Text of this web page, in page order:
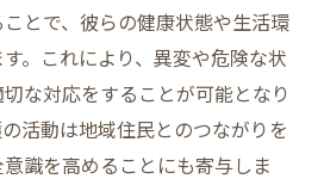
とで、彼らの健康状態や生活環
。これにより、異変や危険な状
な対応をすることが可能となり
活動は地域住民とのつながりを
識を高めることにも寄与しま